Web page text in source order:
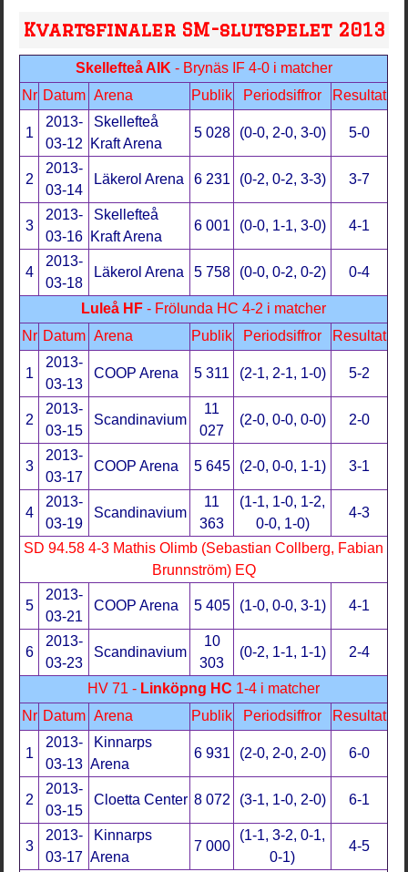
Kvartsfinaler SM-slutspelet 2013
Skellefteå AIK - Brynäs IF 4-0 i matcher
Nr Datum Arena Publik Periodsiffror Resultat
1
2013-
03-12
Skellefteå
Kraft Arena
5 028 (0-0, 2-0, 3-0) 5-0
2
2013-
03-14
Läkerol Arena 6 231 (0-2, 0-2, 3-3) 3-7
3
2013-
03-16
Skellefteå
Kraft Arena
6 001 (0-0, 1-1, 3-0) 4-1
4
2013-
03-18
Läkerol Arena 5 758 (0-0, 0-2, 0-2) 0-4
Luleå HF - Frölunda HC 4-2 i matcher
Nr Datum Arena Publik Periodsiffror Resultat
1
2013-
03-13
COOP Arena 5 311 (2-1, 2-1, 1-0) 5-2
2
2013-
03-15
Scandinavium
11
027
(2-0, 0-0, 0-0) 2-0
3
2013-
03-17
COOP Arena 5 645 (2-0, 0-0, 1-1) 3-1
4
2013-
03-19
Scandinavium
11
363
(1-1, 1-0, 1-2,
0-0, 1-0)
4-3
SD 94.58 4-3 Mathis Olimb (Sebastian Collberg, Fabian
Brunnström) EQ
5
2013-
03-21
COOP Arena 5 405 (1-0, 0-0, 3-1) 4-1
6
2013-
03-23
Scandinavium
10
303
(0-2, 1-1, 1-1) 2-4
HV 71 - Linköpng HC 1-4 i matcher
Nr Datum Arena Publik Periodsiffror Resultat
1
2013-
03-13
Kinnarps
Arena
6 931 (2-0, 2-0, 2-0) 6-0
2
2013-
03-15
Cloetta Center 8 072 (3-1, 1-0, 2-0) 6-1
3
2013-
03-17
Kinnarps
Arena
7 000
(1-1, 3-2, 0-1,
0-1)
4-5